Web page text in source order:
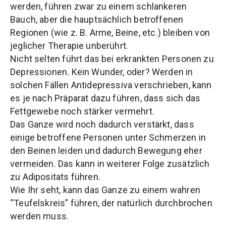
werden, führen zwar zu einem schlankeren
Bauch, aber die hauptsächlich betroffenen
Regionen (wie z. B. Arme, Beine, etc.) bleiben von
jeglicher Therapie unberührt.
Nicht selten führt das bei erkrankten Personen zu
Depressionen. Kein Wunder, oder? Werden in
solchen Fällen Antidepressiva verschrieben, kann
es je nach Präparat dazu führen, dass sich das
Fettgewebe noch stärker vermehrt.
Das Ganze wird noch dadurch verstärkt, dass
einige betroffene Personen unter Schmerzen in
den Beinen leiden und dadurch Bewegung eher
vermeiden. Das kann in weiterer Folge zusätzlich
zu Adipositats führen.
Wie Ihr seht, kann das Ganze zu einem wahren
“Teufelskreis” führen, der natürlich durchbrochen
werden muss.